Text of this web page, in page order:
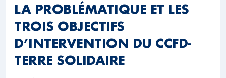
LA PROBLÉMATIQUE ET LES
TROIS OBJECTIFS
D’INTERVENTION DU CCFD-
TERRE SOLIDAIRE